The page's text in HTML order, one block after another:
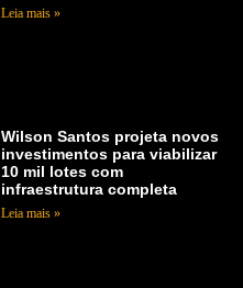
Leia mais »
Wilson Santos projeta novos
investimentos para viabilizar
10 mil lotes com
infraestrutura completa
Leia mais »